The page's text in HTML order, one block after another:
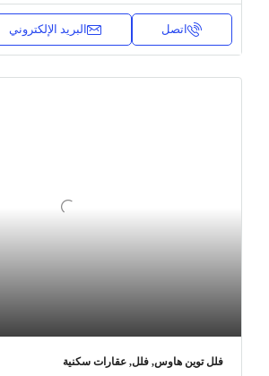
اتصل البريد الإلكتروني
فلل توين هاوس, فلل, عقارات سكنية